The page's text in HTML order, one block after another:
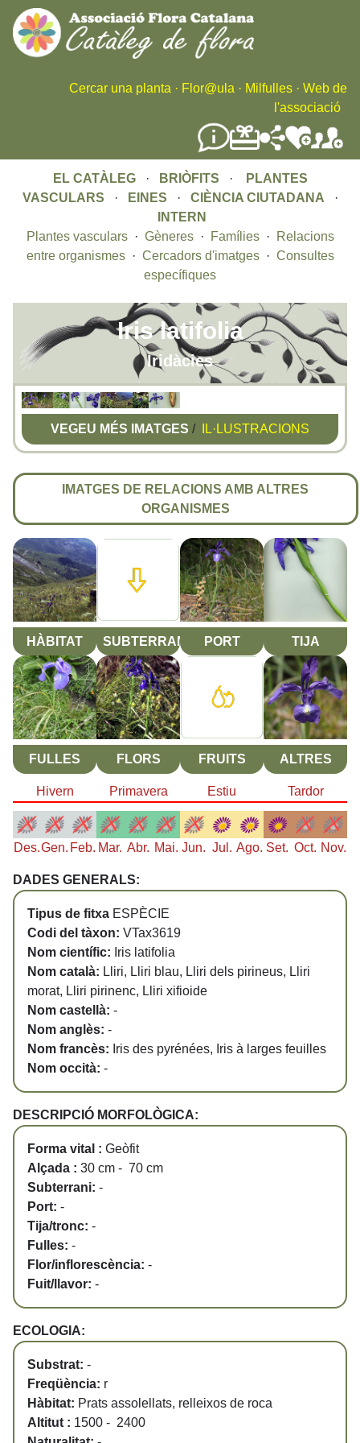
Skip
to
main
content
Cercar una planta · Flor@ula · Milfulles · Web de
l'associació
EL CATÀLEG· BRIÒFITS ·
PLANTES
VASCULARS · EINES · CIÈNCIA CIUTADANA ·
INTERN
Plantes vasculars· Gèneres· Famílies·
Relacions
entre organismes· Cercadors d'imatges· Consultes
específiques
Iris latifolia
Iridàcies
VEGEU MÉS IMATGES / IL·LUSTRACIONS
IMATGES DE RELACIONS AMB ALTRES
ORGANISMES
HÀBITAT SUBTERRANI PORT TIJA
FULLES FLORS FRUITS ALTRES
Hivern Primavera Estiu Tardor
Des.Gen. Feb. Mar. Abr. Mai. Jun. Jul. Ago. Set. Oct. Nov.
DADES GENERALS:
Tipus de fitxa ESPÈCIE
Codi del tàxon: VTax3619
Nom científic: Iris latifolia
Nom català: Lliri, Lliri blau, Lliri dels pirineus, Lliri
morat, Lliri pirinenc, Lliri xifioide
Nom castellà: -
Nom anglès: -
Nom francès: Iris des pyrénées, Iris à larges feuilles
Nom occità: -
DESCRIPCIÓ MORFOLÒGICA:
Forma vital : Geòfit
Alçada : 30 cm - 70 cm
Subterrani: -
Port: -
Tija/tronc: -
Fulles: -
Flor/inflorescència: -
Fuit/llavor: -
ECOLOGIA:
Substrat: -
Freqüència: r
Hàbitat: Prats assolellats, relleixos de roca
Altitut : 1500 - 2400